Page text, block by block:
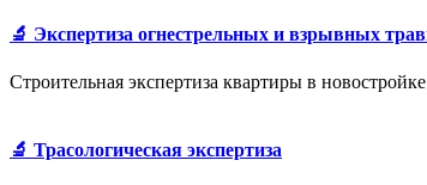
🔬 Экспертиза огнестрельных и взрывных
Строительная экспертиза квартиры в
🔬 Трасологическая экспертиза